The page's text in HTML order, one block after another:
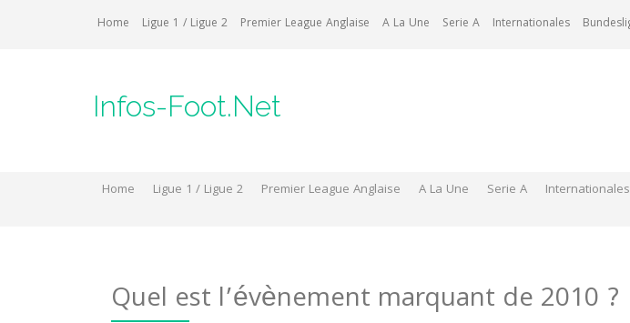
Home Ligue 1 / Ligue 2 Premier League Anglaise A La Une Serie A Internationales
Infos-Foot.Net
Home Ligue 1 / Ligue 2 Premier League Anglaise A La Une Serie A Internationales
Quel est l’évènement marquant de 2010 ?